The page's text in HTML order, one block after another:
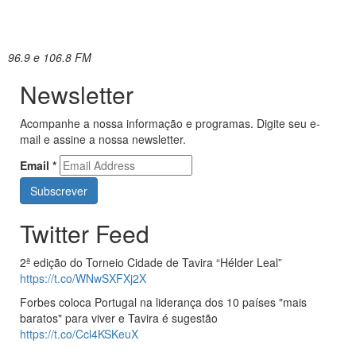
96.9 e 106.8 FM
Newsletter
Acompanhe a nossa informação e programas. Digite seu e-
mail e assine a nossa newsletter.
Email *
Twitter Feed
2ª edição do Torneio Cidade de Tavira “Hélder Leal”
https://t.co/WNwSXFXj2X
Forbes coloca Portugal na liderança dos 10 países "mais
baratos" para viver e Tavira é sugestão
https://t.co/Ccl4KSKeuX